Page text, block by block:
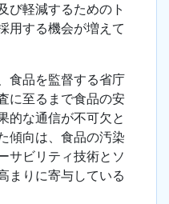
び軽減するためのト
用する機会が増えて
食品を監督する省庁
に至るまで食品の安
的な通信が不可欠と
傾向は、食品の汚染
サビリティ技術とソ
まりに寄与している